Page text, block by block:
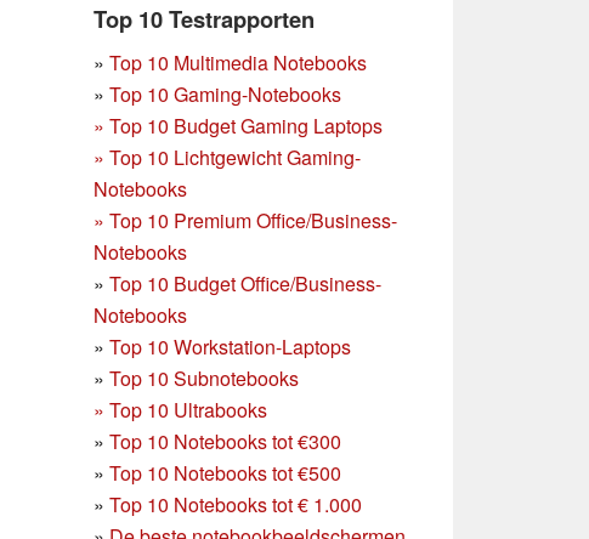
Top 10 Testrapporten
» Top 10 Multimedia Notebooks
» Top 10 Gaming-Notebooks
» Top 10 Budget Gaming Laptops
» Top 10 Lichtgewicht Gaming-
Notebooks
» Top 10 Premium Office/Business-
Notebooks
» Top 10 Budget Office/Business-
Notebooks
» Top 10 Workstation-Laptops
» Top 10 Subnotebooks
» Top 10 Ultrabooks
» Top 10 Notebooks tot €300
» Top 10 Notebooks tot €500
» Top 10 Notebooks tot € 1.000